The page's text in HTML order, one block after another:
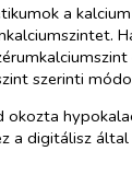
a
szerinti
okozta
a digitálisz